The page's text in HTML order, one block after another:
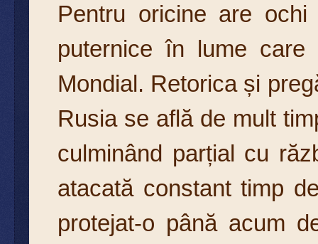
Pentru oricine are
puternice în lume
Mondial. Retorica și
Rusia se află de mult
culminând parțial cu
atacată constant timp
protejat-o până acum